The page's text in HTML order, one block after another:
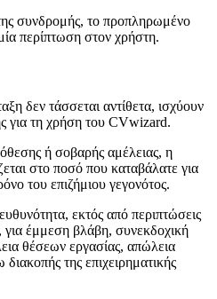
συνδρομής, το προπληρωμένο
περίπτωση στον χρήστη.
δεν τάσσεται αντίθετα, ισχύουν
για τη χρήση του CVwizard.
ή σοβαρής αμέλειας, η
στο ποσό που καταβάλατε για
του επιζήμιου γεγονότος.
εκτός από περιπτώσεις
έμμεση βλάβη, συνεκδοχική
θέσεων εργασίας, απώλεια
της επιχειρηματικής